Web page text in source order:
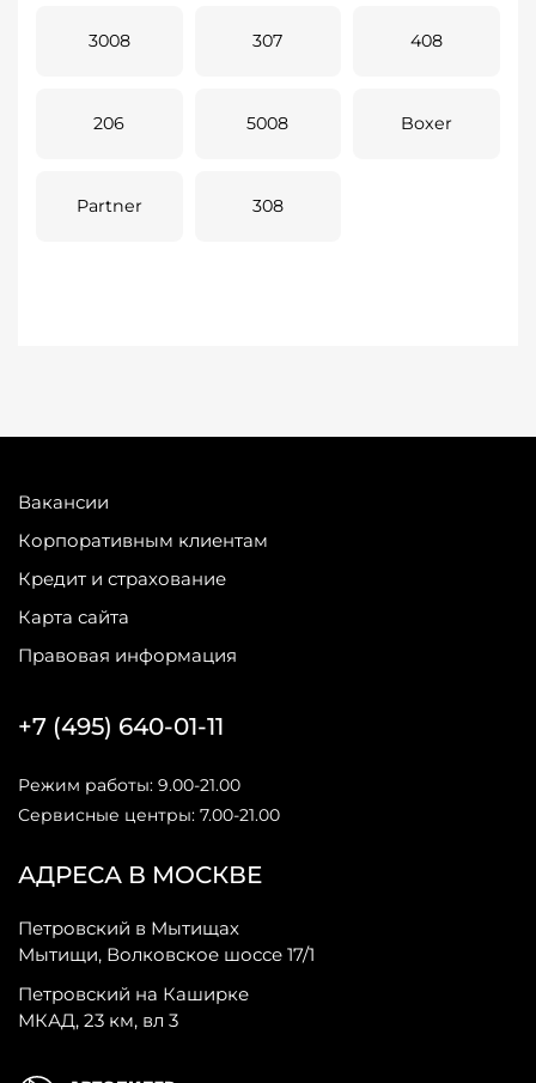
3008 307 408
206 5008 Boxer
Partner 308
Вакансии
Корпоративным клиентам
Кредит и страхование
Карта сайта
Правовая информация
АДРЕСА В МОСКВЕ
Петровский в Мытищах
Мытищи, Волковское шоссе 17/1
Петровский на Каширке
МКАД, 23 км, вл 3
+7 (495) 640-01-11
Режим работы: 9.00-21.00
Сервисные центры: 7.00-21.00